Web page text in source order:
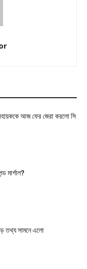
আজ ফের জেরা করলো সি
মার্শাল?
তথ্য সামনে এলো